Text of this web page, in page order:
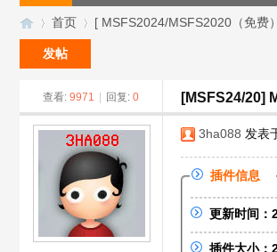
首页
›
[ MSFS2024/MSFS2020（免费
发帖
查看: 9971 回复: 0 [MSFS24/20]
3ha088 发表
插件信息
更新时间：
插件大小：